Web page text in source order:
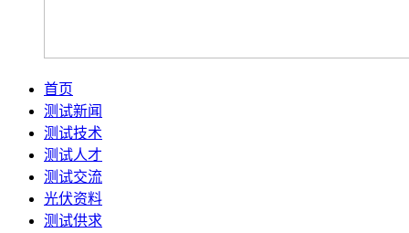
首页
测试新闻
测试技术
测试人才
测试交流
光伏资料
测试供求